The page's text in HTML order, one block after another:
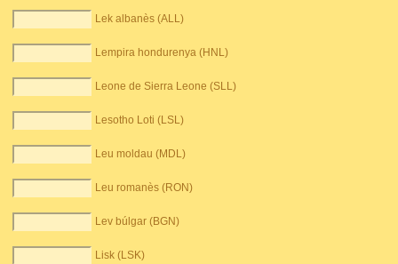
Lek albanès (ALL)
Lempira hondurenya (HNL)
Leone de Sierra Leone (SLL)
Lesotho Loti (LSL)
Leu moldau (MDL)
Leu romanès (RON)
Lev búlgar (BGN)
Lisk (LSK)